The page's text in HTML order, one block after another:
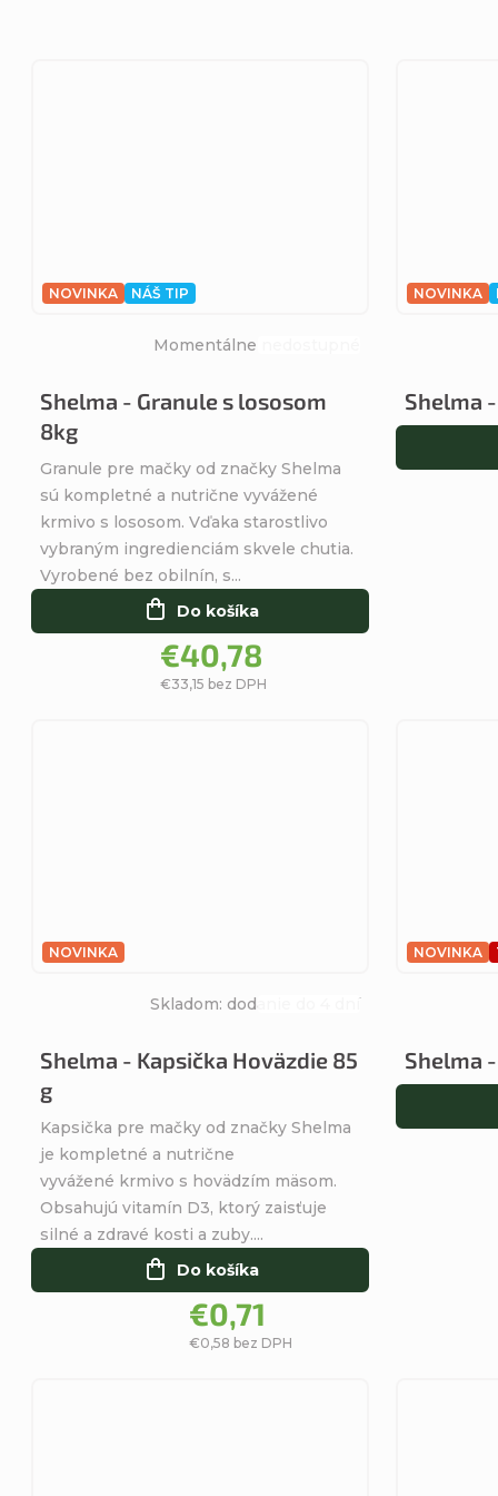
NOVINKA NÁŠ TIP
Shelma - Granule s lososom
8kg
produktu
5,0
z
5
hviezdičiek.
Momentálne nedostupné
€33,15 bez DPH
€40,78
Do košíka
Granule pre mačky od značky Shelma
sú kompletné a nutrične vyvážené
krmivo s lososom. Vďaka starostlivo
vybraným ingredienciám skvele chutia.
Vyrobené bez obilnín, s...
NOVINKA
Shelma
NOVINKA
Shelma - Kapsička Hoväzdie 85
g
produktu
5,0
5
hviezdičiek.
Skladom: dodanie do 4 dní
€0,58 bez DPH
€0,71
Do košíka
Kapsička pre mačky od značky Shelma
je kompletné a nutrične
vyvážené krmivo s hovädzím mäsom.
Obsahujú vitamín D3, ktorý zaisťuje
silné a zdravé kosti a zuby....
NOVINKA
Shelma